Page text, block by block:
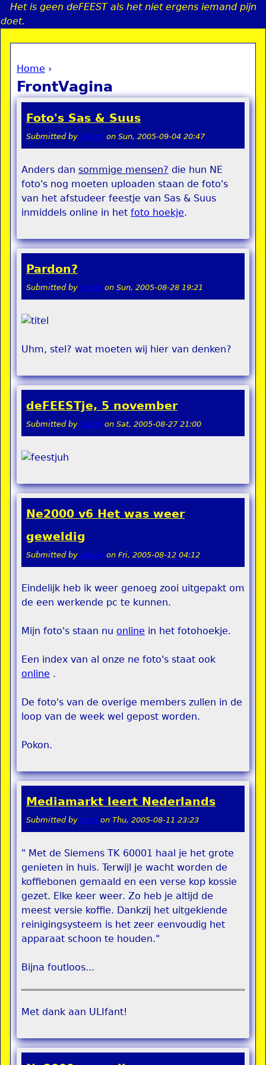
Jump to navigation
Het is geen deFEEST als het niet ergens iemand pijn
doet.
You are here
Home ›
FrontVagina
Foto's Sas & Suus
Submitted by pokon on Sun, 2005-09-04 20:47
Anders dan sommige mensen? die hun NE
foto's nog moeten uploaden staan de foto's
van het afstudeer feestje van Sas & Suus
inmiddels online in het foto hoekje.
Pardon?
Submitted by teddy on Sun, 2005-08-28 19:21
Uhm, stel? wat moeten wij hier van denken?
deFEESTje, 5 november
Submitted by teddy on Sat, 2005-08-27 21:00
Ne2000 v6 Het was weer
geweldig
Submitted by pokon on Fri, 2005-08-12 04:12
Eindelijk heb ik weer genoeg zooi uitgepakt om
de een werkende pc te kunnen.
Mijn foto's staan nu online in het fotohoekje.
Een index van al onze ne foto's staat ook
online .
De foto's van de overige members zullen in de
loop van de week wel gepost worden.
Pokon.
Mediamarkt leert Nederlands
Submitted by remi on Thu, 2005-08-11 23:23
" Met de Siemens TK 60001 haal je het grote
genieten in huis. Terwijl je wacht worden de
koffiebonen gemaald en een verse kop kossie
gezet. Elke keer weer. Zo heb je altijd de
meest versie koffie. Dankzij het uitgekiende
reinigingsysteem is het zeer eenvoudig het
apparaat schoon te houden."
Bijna foutloos...
Met dank aan ULIfant!